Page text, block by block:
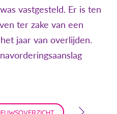
vastgesteld. Er is ten
ter zake van een
jaar van overlijden.